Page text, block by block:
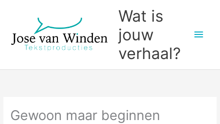
inhoud
Wat is
jouw
verhaal?
Gewoon maar beginnen